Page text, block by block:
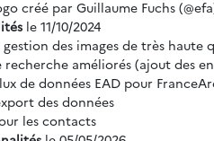
créé par Guillaume Fuchs
le 11/10/2024
des images de très haute
recherche améliorés (ajout des
de données EAD pour
des données
les contacts